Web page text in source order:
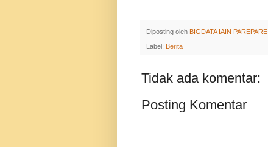
Diposting oleh BIGDATA IAIN PAREPARE
Label: Berita
Tidak ada komentar:
Posting Komentar